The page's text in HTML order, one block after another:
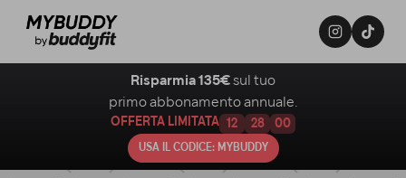
Risparmia 135€ sul tuo
primo abbonamento annuale.
OFFERTA LIMITATA 12 27 59
USA IL CODICE: MYBUDDY